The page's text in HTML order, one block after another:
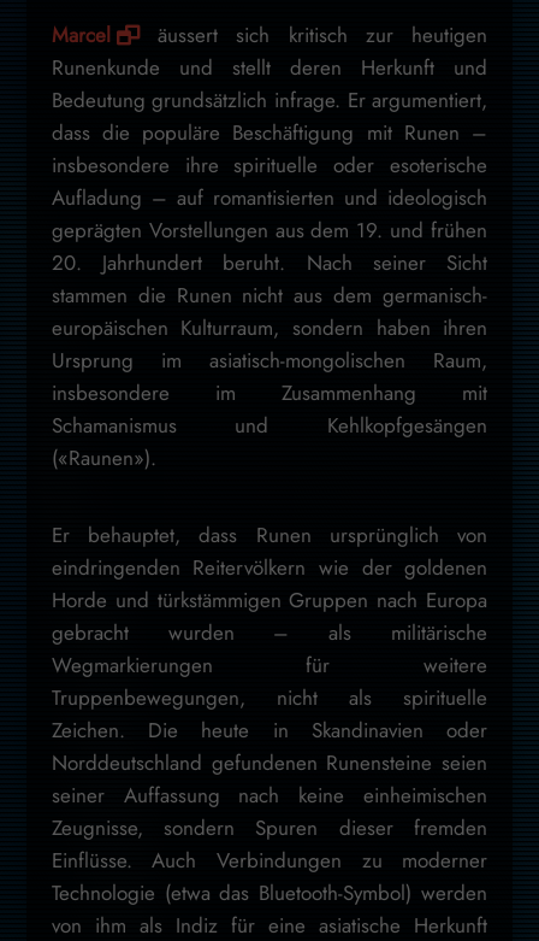
Marcel
äussert sich kritisch zur heutigen
Runenkunde und stellt deren Herkunft und
Bedeutung grundsätzlich infrage. Er argumentiert,
dass die populäre Beschäftigung mit Runen –
insbesondere ihre spirituelle oder esoterische
Aufladung – auf romantisierten und ideologisch
geprägten Vorstellungen aus dem 19. und frühen
20. Jahrhundert beruht. Nach seiner Sicht
stammen die Runen nicht aus dem germanisch-
europäischen Kulturraum, sondern haben ihren
Ursprung im asiatisch-mongolischen Raum,
insbesondere im Zusammenhang mit
Schamanismus und Kehlkopfgesängen
(«Raunen»).
Er behauptet, dass Runen ursprünglich von
eindringenden Reitervölkern wie der goldenen
Horde und türkstämmigen Gruppen nach Europa
gebracht wurden – als militärische
Wegmarkierungen für weitere
Truppenbewegungen, nicht als spirituelle
Zeichen. Die heute in Skandinavien oder
Norddeutschland gefundenen Runensteine seien
seiner Auffassung nach keine einheimischen
Zeugnisse, sondern Spuren dieser fremden
Einflüsse. Auch Verbindungen zu moderner
Technologie (etwa das Bluetooth-Symbol) werden
von ihm als Indiz für eine asiatische Herkunft